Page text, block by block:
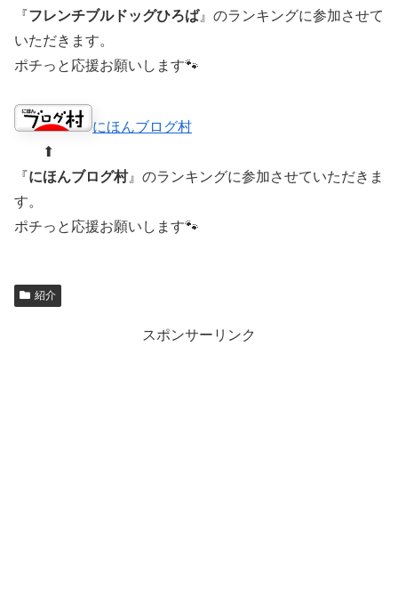
『フレンチブルドッグひろば』のランキングに参加させて
いただきます。
ポチっと応援お願いします🐾
にほんブログ村
⬆︎
『にほんブログ村』のランキングに参加させていただきま
す。
ポチっと応援お願いします🐾
紹介
スポンサーリンク